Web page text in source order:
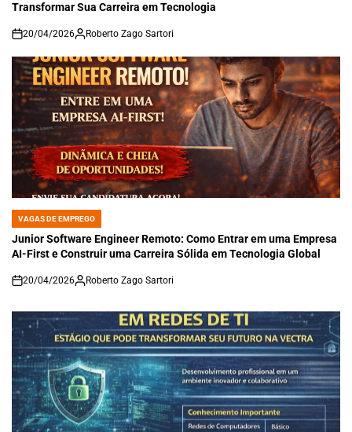
Transformar Sua Carreira em Tecnologia
on
20/04/2026 Roberto Zago Sartori
POSTED
IN
VAGAS DE EMPREGO
Junior Software Engineer Remoto: Como Entrar em uma Empresa
AI-First e Construir uma Carreira Sólida em Tecnologia Global
on
20/04/2026 Roberto Zago Sartori